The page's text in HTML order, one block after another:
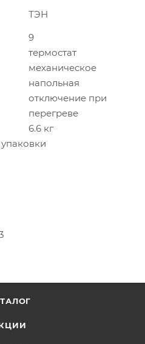
ТЭН
9
термостат
механическое
напольная
отключение при
перегреве
6.6 кг